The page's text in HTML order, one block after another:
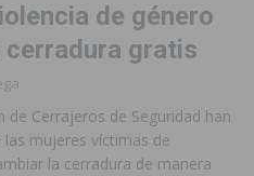
de género
cerradura gratis
de Cerrajeros de Seguridad han
mujeres víctimas de
la cerradura de manera